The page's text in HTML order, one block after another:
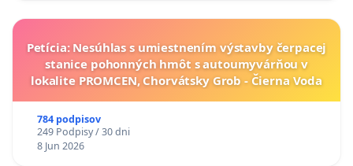
Petícia: Nesúhlas s umiestnením výstavby čerpacej
stanice pohonných hmôt s autoumyvárňou v
lokalite PROMCEN, Chorvátsky Grob - Čierna Voda
784 podpisov
249 Podpisy / 30 dni
8 Jun 2026